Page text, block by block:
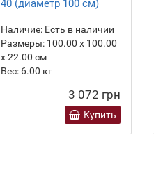
40 (диаметр 100 см)
Наличие: Есть в наличии
Размеры: 100.00 х 100.00
х 22.00 см
Вес: 6.00 кг
3 072 грн
Купить